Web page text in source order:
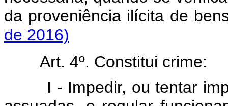
da proveniência ilícita
de 2016)
Art. 4º. Constitui crime:
I - Impedir, ou tentar